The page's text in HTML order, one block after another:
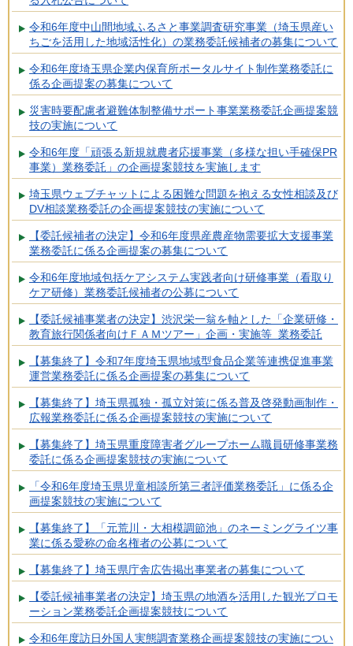
令和6年度中山間地域ふるさと事業調査研究事業（埼玉県産い
ちごを活用した地域活性化）の業務委託候補者の募集について
令和6年度埼玉県企業内保育所ポータルサイト制作業務委託に
係る企画提案の募集について
災害時要配慮者避難体制整備サポート事業業務委託企画提案競
技の実施について
令和6年度「頑張る新規就農者応援事業（多様な担い手確保PR
事業）業務委託」の企画提案競技を実施します
埼玉県ウェブチャットによる困難な問題を抱える女性相談及び
DV相談業務委託の企画提案競技の実施について
【委託候補者の決定】令和6年度県産農産物需要拡大支援事業
業務委託に係る企画提案の募集について
令和6年度地域包括ケアシステム実践者向け研修事業（看取り
ケア研修）業務委託候補者の公募について
【委託候補事業者の決定】渋沢栄一翁を軸とした「企業研修・
教育旅行関係者向けＦＡＭツアー」企画・実施等 業務委託
【募集終了】令和7年度埼玉県地域型食品企業等連携促進事業
運営業務委託に係る企画提案の募集について
【募集終了】埼玉県孤独・孤立対策に係る普及啓発動画制作・
広報業務委託に係る企画提案競技の実施について
【募集終了】埼玉県重度障害者グループホーム職員研修事業務
委託に係る企画提案競技の実施について
「令和6年度埼玉県児童相談所第三者評価業務委託」に係る企
画提案競技の実施について
【募集終了】「元荒川・大相模調節池」のネーミングライツ事
業に係る愛称の命名権者の公募について
【募集終了】埼玉県庁舎広告掲出事業者の募集について
【委託候補事業者の決定】埼玉県の地酒を活用した観光プロモ
ーション業務委託企画提案競技について
令和6年度訪日外国人実態調査業務企画提案競技の実施につい